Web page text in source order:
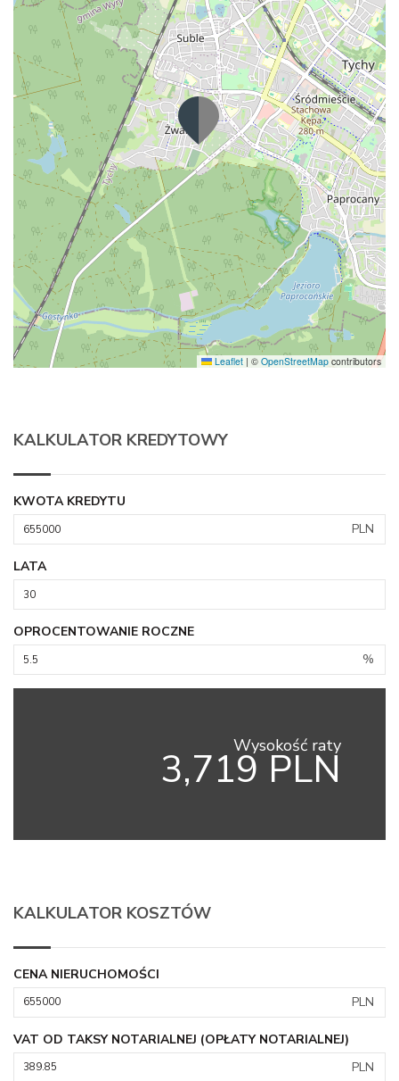
Leaflet | © OpenStreetMap contributors
KALKULATOR KREDYTOWY
KWOTA KREDYTU
PLN
LATA
OPROCENTOWANIE ROCZNE
%
Wysokość raty
3,719 PLN
KALKULATOR KOSZTÓW
CENA NIERUCHOMOŚCI
PLN
VAT OD TAKSY NOTARIALNEJ (OPŁATY NOTARIALNEJ)
PLN